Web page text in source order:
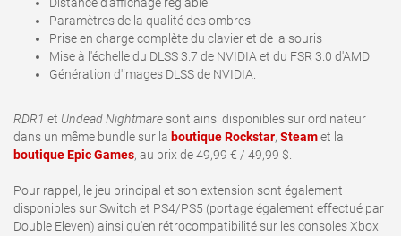
Paramètres de la qualité des ombres
Prise en charge complète du clavier et de la souris
Mise à l'échelle du DLSS 3.7 de NVIDIA et du FSR 3.0 d'AMD
Génération d'images DLSS de NVIDIA.
RDR1 et Undead Nightmare sont ainsi disponibles sur ordinateur
dans un même bundle sur la boutique Rockstar, Steamet la
boutique Epic Games, au prix de 49,99 € / 49,99 $.
Pour rappel, le jeu principal et son extension sont également
disponibles sur Switch et PS4/PS5 (portage également effectué par
Double Eleven) ainsi qu'en rétrocompatibilité sur les consoles Xbox